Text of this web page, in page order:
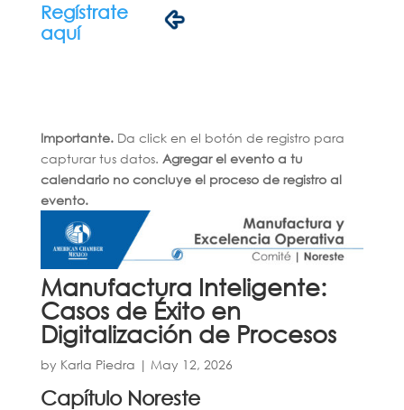
Regístrate
aquí
Importante.Da click en el botón de registro para
capturar tus datos. Agregar el evento a tu
calendario no concluye el proceso de registro al
evento.
Manufactura Inteligente:
Casos de Éxito en
Digitalización de Procesos
by Karla Piedra | May 12, 2026
Capítulo Noreste